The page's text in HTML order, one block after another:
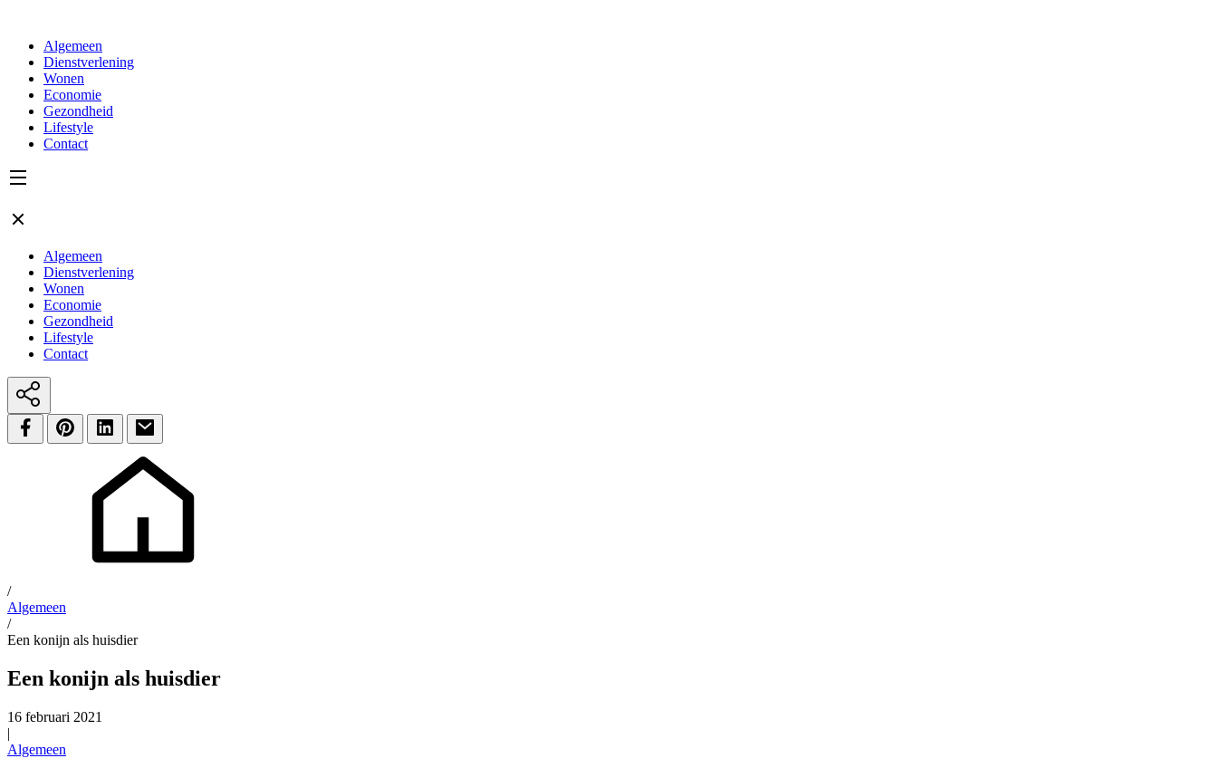
Algemeen
Dienstverlening
Wonen
Economie
Gezondheid
Lifestyle
Contact
Algemeen
Dienstverlening
Wonen
Economie
Gezondheid
Lifestyle
Contact
/
Algemeen
/
Een konijn als huisdier
Een konijn als huisdier
16 februari 2021
|
Algemeen